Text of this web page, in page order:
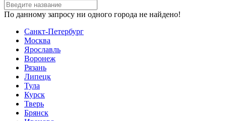
По данному запросу ни одного города не найдено!
Санкт-Петербург
Москва
Ярославль
Воронеж
Рязань
Липецк
Тула
Курск
Тверь
Брянск